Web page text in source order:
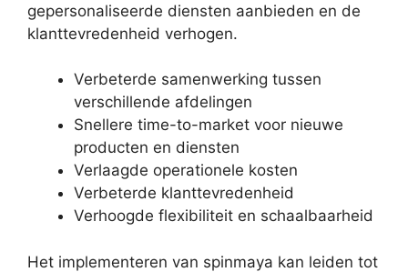
gepersonaliseerde diensten aanbieden en de
klanttevredenheid verhogen.
Verbeterde samenwerking tussen
verschillende afdelingen
Snellere time-to-market voor nieuwe
producten en diensten
Verlaagde operationele kosten
Verbeterde klanttevredenheid
Verhoogde flexibiliteit en schaalbaarheid
Het implementeren van spinmaya kan leiden tot